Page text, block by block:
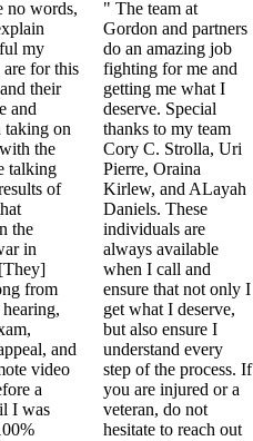
no words,
my
for this
their
and
taking on
the
talking
of
the
in
from
and
video
a
I was
" The team at
Gordon and partners
do an amazing job
fighting for me and
getting me what I
deserve. Special
thanks to my team
Cory C. Strolla, Uri
Pierre, Oraina
Kirlew, and ALayah
Daniels. These
individuals are
always available
when I call and
ensure that not only I
get what I deserve,
but also ensure I
understand every
step of the process. If
you are injured or a
veteran, do not
hesitate to reach out